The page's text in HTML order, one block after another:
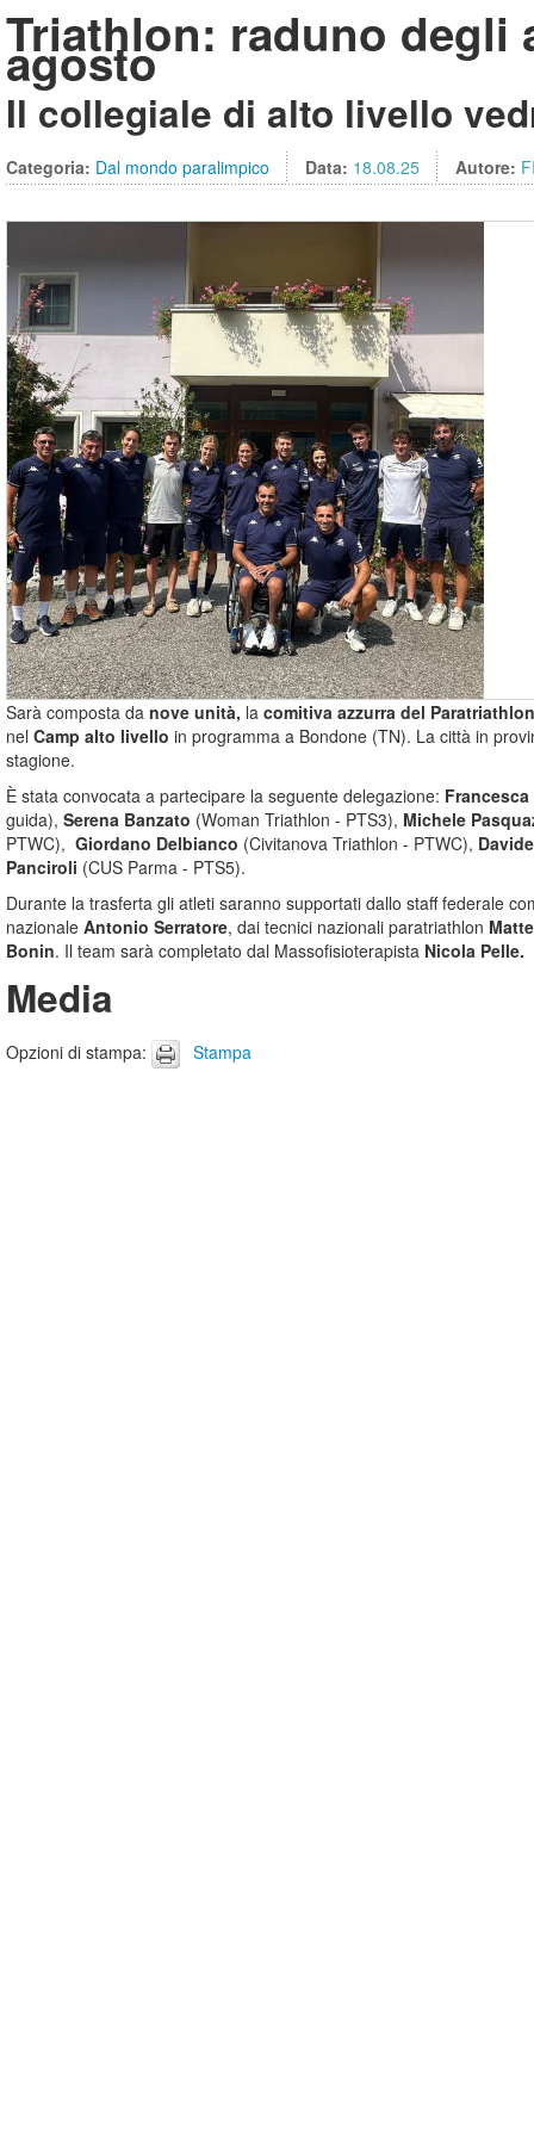
Triathlon: raduno degli
agosto
Il collegiale di alto livello
Categoria: Dal mondo paralimpico Data: 18.08.25 Autore:
Sarà composta da nove unità, la comitiva azzurra del Paratriathlon
nel Camp alto livello in programma a Bondone (TN). La città in
stagione.
È stata convocata a partecipare la seguente delegazione:
guida), Serena Banzato (Woman Triathlon - PTS3), Michele
PTWC), Giordano Delbianco (Civitanova Triathlon - PTWC),
Panciroli (CUS Parma - PTS5).
Durante la trasferta gli atleti saranno supportati dallo staff federale
nazionale Antonio Serratore, dai tecnici nazionali paratriathlon
Bonin. Il team sarà completato dal Massofisioterapista Nicola Pelle.
Media
Opzioni di stampa: Stampa